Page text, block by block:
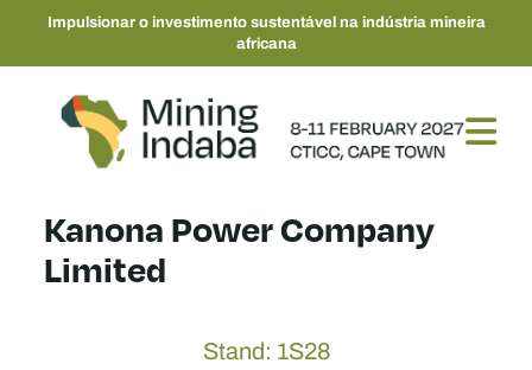
Impulsionar o investimento sustentável na indústria mineira
africana
Kanona Power Company
Limited
Stand: 1S28